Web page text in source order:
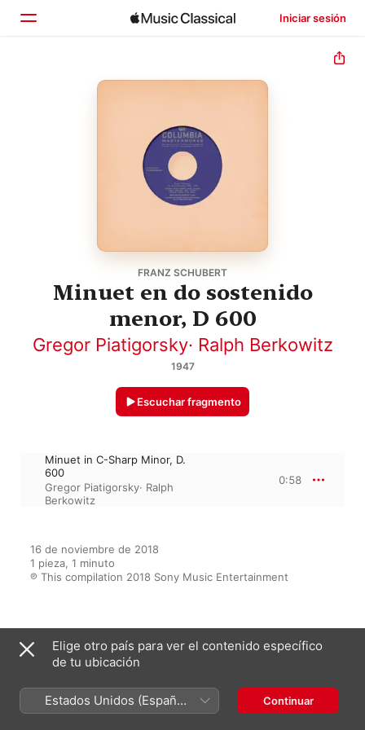
Iniciar sesión
FRANZ SCHUBERT
Minuet en do sostenido
menor, D 600
Gregor Piatigorsky· Ralph Berkowitz
1947
Escuchar fragmento
Minuet in C-Sharp Minor, D.
600
Gregor Piatigorsky· Ralph
Berkowitz
0:58
16 de noviembre de 2018
1 pieza, 1 minuto
℗ This compilation 2018 Sony Music Entertainment
Del álbum
The Early Recordings 1940 -
1945 (Remastered)
Elige otro país para ver el contenido específico
de tu ubicación
Estados Unidos (Español
México)
Continuar